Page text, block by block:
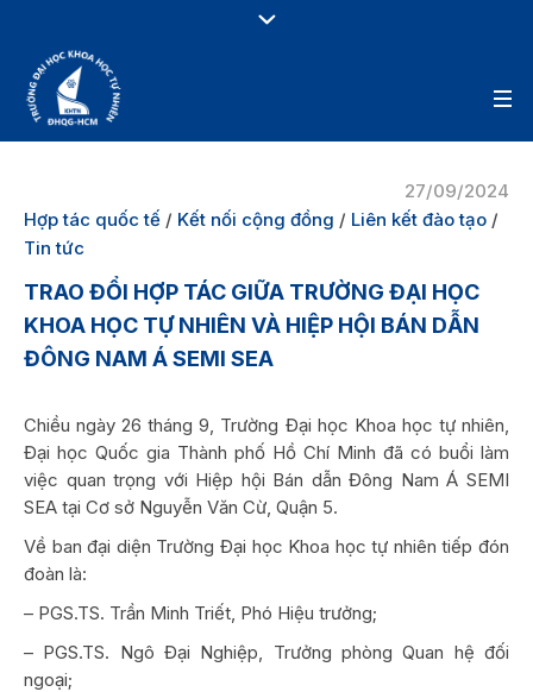
27/09/2024
Hợp tác quốc tế / Kết nối cộng đồng / Liên kết đào tạo /
Tin tức
TRAO ĐỔI HỢP TÁC GIỮA TRƯỜNG ĐẠI HỌC
KHOA HỌC TỰ NHIÊN VÀ HIỆP HỘI BÁN DẪN
ĐÔNG NAM Á SEMI SEA
Chiều ngày 26 tháng 9, Trường Đại học Khoa học tự nhiên,
Đại học Quốc gia Thành phố Hồ Chí Minh đã có buổi làm
việc quan trọng với Hiệp hội Bán dẫn Đông Nam Á SEMI
SEA tại Cơ sở Nguyễn Văn Cừ, Quận 5.
Về ban đại diện Trường Đại học Khoa học tự nhiên tiếp đón
đoàn là:
– PGS.TS. Trần Minh Triết, Phó Hiệu trưởng;
– PGS.TS. Ngô Đại Nghiệp, Trưởng phòng Quan hệ đối
ngoại;